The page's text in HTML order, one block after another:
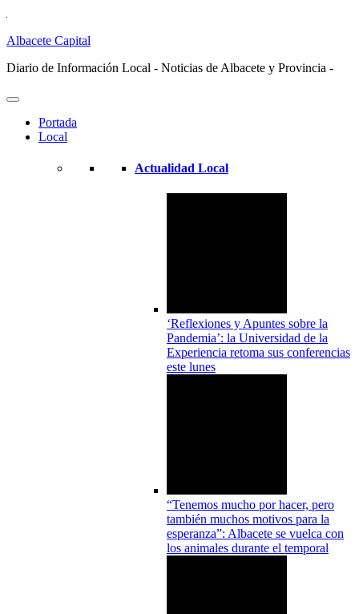
Albacete Capital
Diario de Información Local - Noticias de Albacete y Provincia -
Portada
Local
Actualidad Local
‘Reflexiones y Apuntes sobre la
Pandemia’: la Universidad de la
Experiencia retoma sus conferencias
este lunes
“Tenemos mucho por hacer, pero
también muchos motivos para la
esperanza”: Albacete se vuelca con
los animales durante el temporal